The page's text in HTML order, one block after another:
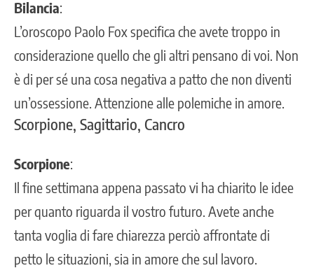
Bilancia:
L’oroscopo Paolo Fox specifica che avete troppo in
considerazione quello che gli altri pensano di voi. Non
è di per sé una cosa negativa a patto che non diventi
un’ossessione. Attenzione alle polemiche in amore.
Scorpione, Sagittario, Cancro
Scorpione:
Il fine settimana appena passato vi ha chiarito le idee
per quanto riguarda il vostro futuro. Avete anche
tanta voglia di fare chiarezza perciò affrontate di
petto le situazioni, sia in amore che sul lavoro.